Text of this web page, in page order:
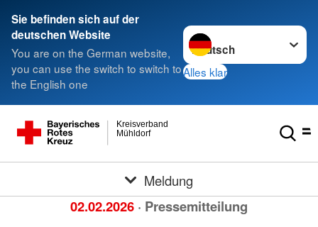
Sie befinden sich auf der
deutschen Website
You are on the German website,
you can use the switch to switch to
the English one
Sprache wechseln zu
Alles klar
Mühldorf
Kreisverband
Meldung
02.02.2026 · Pressemitteilung